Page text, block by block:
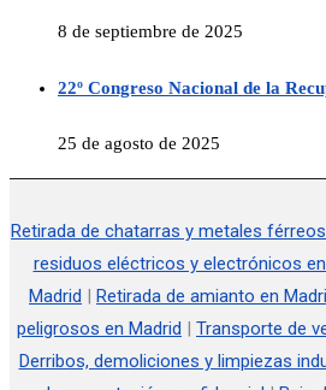
8 de septiembre de 2025
22º Congreso Nacional de la
25 de agosto de 2025
Retirada de chatarras y metales
residuos eléctricos y electrónicos
Madrid
Retirada de amianto en
peligrosos en Madrid
Transporte de
Derribos, demoliciones y limpiezas